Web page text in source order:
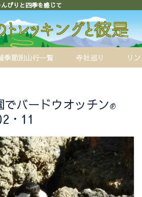
んびりと四季を感じて
季節別山行一覧 寺社巡り リ
バードウオッチン✊
11